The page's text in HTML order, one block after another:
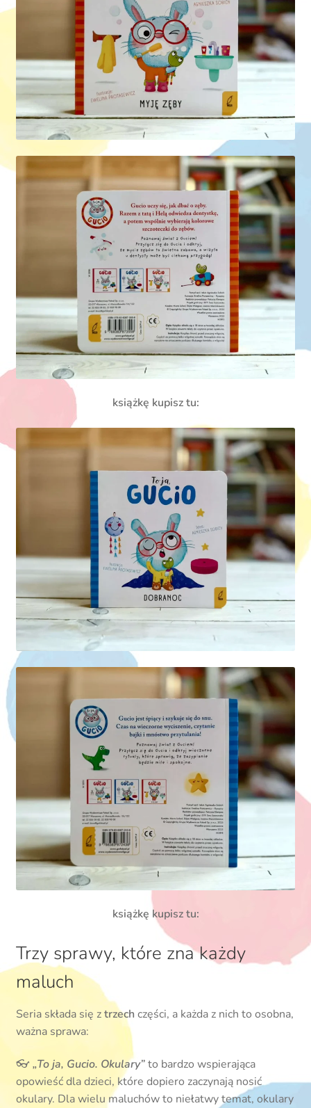
książkę kupisz tu:
książkę kupisz tu:
Trzy sprawy, które zna każdy
maluch
Seria składa się ztrzech części, a każda z nich to osobna,
ważna sprawa:
👓 „To ja, Gucio. Okulary”to bardzo wspierająca
opowieść dla dzieci, które dopiero zaczynają nosić
okulary. Dla wielu maluchów to niełatwy temat, okulary